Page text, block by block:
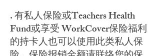
. 有私人保险或Teachers Health
Fund或享受 WorkCover保险福利
的持卡人也可以使用此类私人保